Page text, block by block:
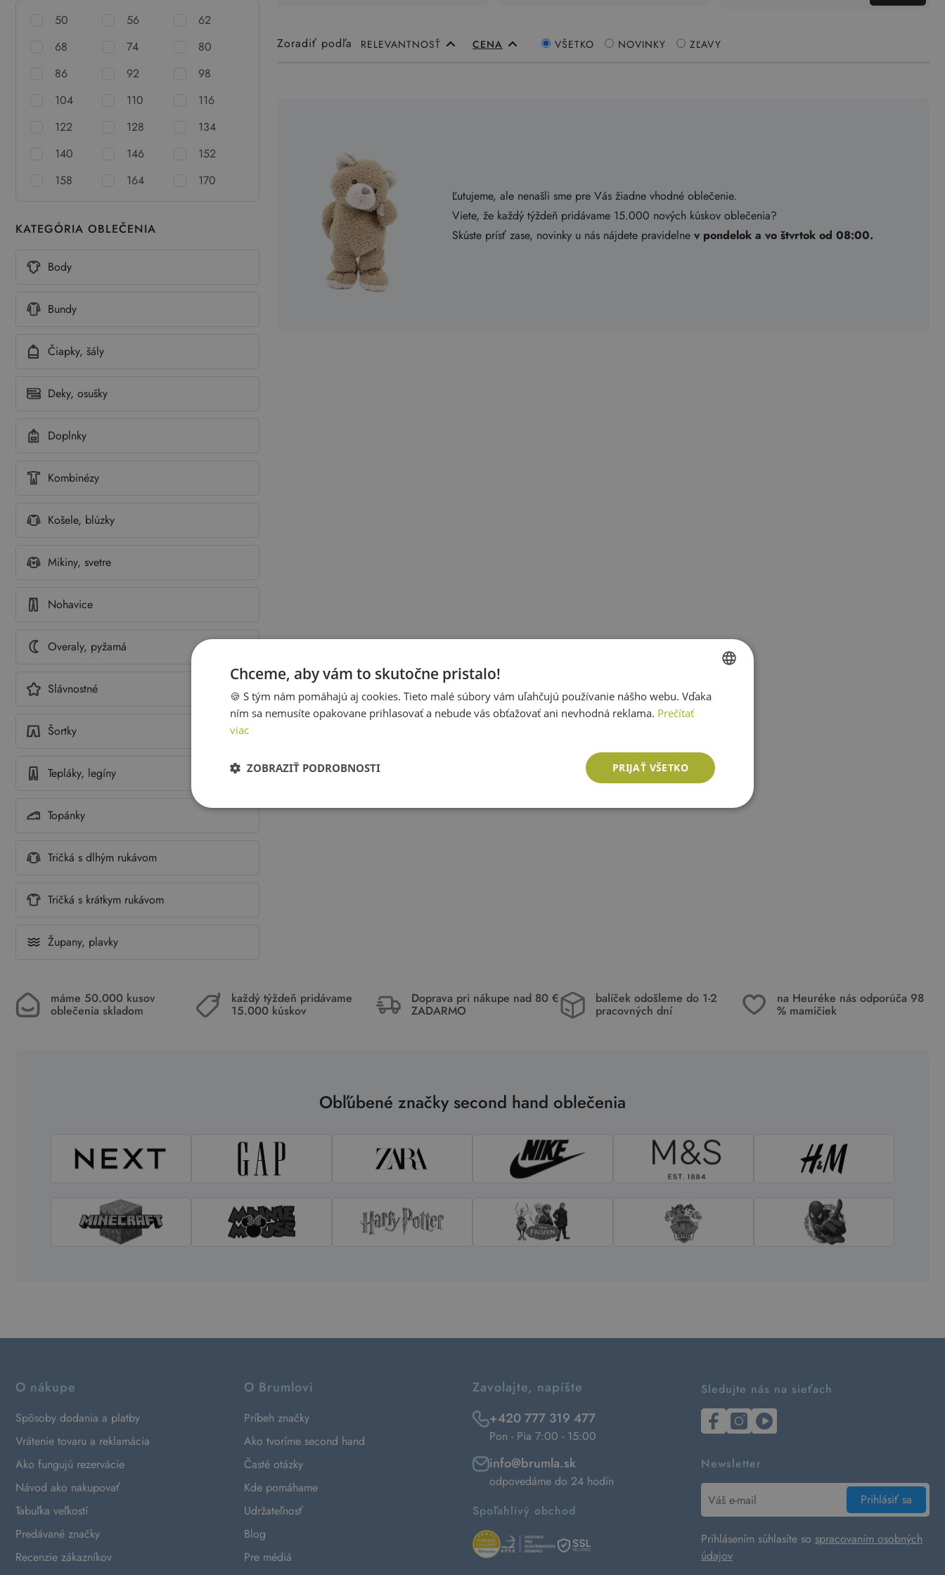
50 56
62
68
74
80
86
92
98
104
110
116
122
128
134
140
146
152
158
164 170
KATEGÓRIA OBLEČENIA
Body
Bundy
Čiapky, šály
Deky, osušky
Doplnky
Kombinézy
Košele, blúzky
Mikiny, svetre
Nohavice
Overaly, pyžamá
Slávnostné
Šortky
Tepláky, legíny
Topánky
Tričká s dlhým rukávom
Tričká s krátkym rukávom
Župany, plavky
Zoradiť podľa RELEVANTNOSŤ CENA VŠETKO NOVINKY ZĽAVY
Ľutujeme, ale nenašli sme pre Vás žiadne vhodné oblečenie.
Viete, že každý týždeň pridávame 15.000 nových kúskov oblečenia?
Skúste prísť zase, novinky u nás nájdete pravidelnev pondelok a vo štvrtok od 08:00.
máme 50.000 kusov
oblečenia skladom
každý týždeň pridávame
15.000 kúskov
Doprava pri nákupe nad 80 €
ZADARMO
balíček odošleme do 1-2
pracovných dní
na Heuréke nás odporúča 98
% mamičiek
Obľúbené značky second hand oblečenia
O nákupe
Spôsoby dodania a platby
Vrátenie tovaru a reklamácia
Ako fungujú rezervácie
Návod ako nakupovať
Tabuľka veľkostí
Predávané značky
Recenzie zákazníkov
O Brumlovi
Príbeh značky
Ako tvoríme second hand
Časté otázky
Kde pomáhame
Udržateľnosť
Blog
Pre médiá
Zavolajte, napíšte
+420 777 319 477
Pon - Pia 7:00 - 15:00
info@brumla.sk
odpovedáme do 24 hodín
Spoľahlivý obchod
Sledujte nás na sieťach
Newsletter
Prihlásiť sa
Prihlásením súhlasíte so spracovaním osobných
údajov
SLOVAK
ENGLISH
Chceme, aby vám to skutočne pristalo!
🍪 S tým nám pomáhajú aj cookies. Tieto malé súbory vám uľahčujú používanie nášho webu. Vďaka
ním sa nemusíte opakovane prihlasovať a nebude vás obťažovať ani nevhodná reklama. Prečítať
viac
PRIJAŤ VŠETKO
ZOBRAZIŤ PODROBNOSTI